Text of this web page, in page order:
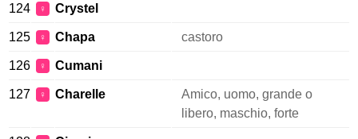
124 ♀ Crystel
125 ♀ Chapa castoro
126 ♀ Cumani
127 ♀ Charelle
Amico, uomo, grande o
libero, maschio, forte